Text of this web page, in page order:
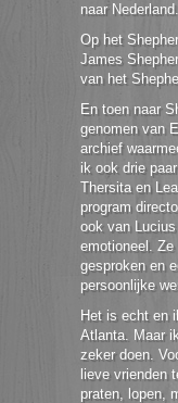
naar Nederland.
Op het
James
van het
En toen naar
genomen van
archief
ik ook drie
Thersita en
program
ook van
emotioneel. Ze
gesproken en
persoonlijke
Het is echt en
Atlanta. Maar
zeker doen.
lieve vrienden
praten, lopen,